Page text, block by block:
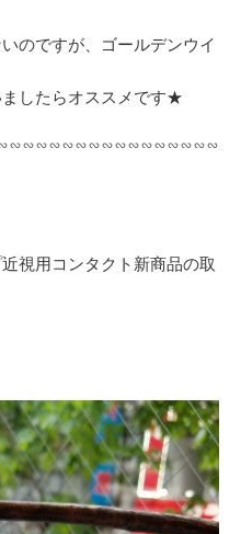
のですが、ゴールデンウイ
したらオススメです★
視用コンタクト新商品の取